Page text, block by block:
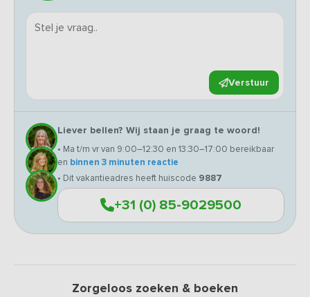
Verstuur
Liever bellen? Wij staan je graag te woord!
• Ma t/m vr van 9:00–12:30 en 13:30–17:00 bereikbaar
en binnen 3 minuten reactie
• Dit vakantieadres heeft huiscode 9887
+31 (0) 85-9029500
Zorgeloos zoeken & boeken